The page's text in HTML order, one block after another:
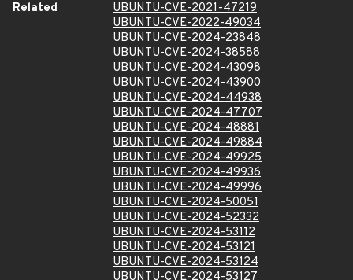
Related
UBUNTU-CVE-2021-47219
UBUNTU-CVE-2022-49034
UBUNTU-CVE-2024-23848
UBUNTU-CVE-2024-38588
UBUNTU-CVE-2024-43098
UBUNTU-CVE-2024-43900
UBUNTU-CVE-2024-44938
UBUNTU-CVE-2024-47707
UBUNTU-CVE-2024-48881
UBUNTU-CVE-2024-49884
UBUNTU-CVE-2024-49925
UBUNTU-CVE-2024-49936
UBUNTU-CVE-2024-49996
UBUNTU-CVE-2024-50051
UBUNTU-CVE-2024-52332
UBUNTU-CVE-2024-53112
UBUNTU-CVE-2024-53121
UBUNTU-CVE-2024-53124